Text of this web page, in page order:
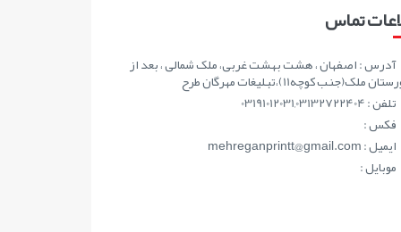
تماس
آدرس : اصفهان ، هشت بهشت غربی، ملک شمالی ، بعد از
ملک(جنب کوچه11)،تبلیغات مهرگان طرح
تلفن : 03191012031,03132722404
فکس :
ايميل : mehreganprintt@gmail.com
موبايل :